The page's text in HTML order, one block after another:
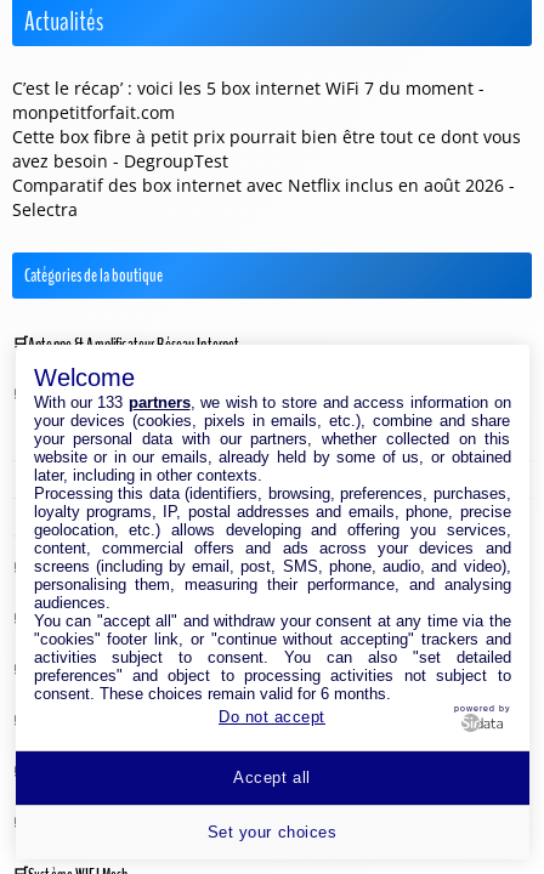
Actualités
C’est le récap’ : voici les 5 box internet WiFi 7 du moment -
monpetitforfait.com
Cette box fibre à petit prix pourrait bien être tout ce dont vous
avez besoin - DegroupTest
Comparatif des box internet avec Netflix inclus en août 2026 -
Selectra
Catégories de la boutique
Antenne & Amplificateur Réseau Internet
Cable Réseau
Adaptateur Ethernet USB
Câble RJ45
Clé USB Wi-Fi
Carte réseau
Module CPL
Point d’accès Internet Wi-Fi
Welcome
With our 133 partners, we wish to store and access information on
your devices (cookies, pixels in emails, etc.), combine and share
your personal data with our partners, whether collected on this
website or in our emails, already held by some of us, or obtained
later, including in other contexts.
Processing this data (identifiers, browsing, preferences, purchases,
loyalty programs, IP, postal addresses and emails, phone, precise
geolocation, etc.) allows developing and offering you services,
content, commercial offers and ads across your devices and
screens (including by email, post, SMS, phone, audio, and video),
personalising them, measuring their performance, and analysing
audiences.
You can "accept all" and withdraw your consent at any time via the
"cookies" footer link, or "continue without accepting" trackers and
activities subject to consent. You can also "set detailed
preferences" and object to processing activities not subject to
consent. These choices remain valid for 6 months.
Do not accept
powered by
Set your choices
Accept all